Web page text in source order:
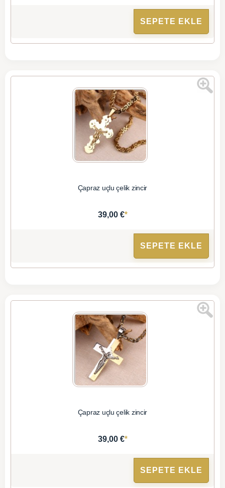
SEPETE EKLE
Çapraz uçlu çelik zincir
39,00 €*
SEPETE EKLE
Çapraz uçlu çelik zincir
39,00 €*
SEPETE EKLE